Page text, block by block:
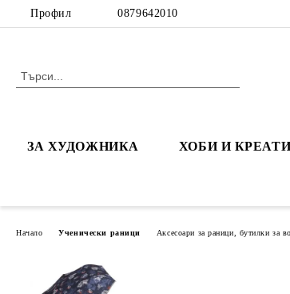
Профил 0879642010
ЗА ХУДОЖНИКА ХОБИ И
Начало Ученически раници Аксесоари за раници, бутилки за